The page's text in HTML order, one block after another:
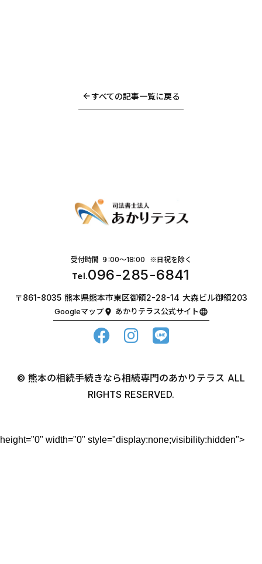
arrow_backすべての記事一覧に戻る
受付時間 ９:00〜18:00 ※日祝を除く
Tel.096-285-6841
〒861-8035 熊本県熊本市東区御領2-28-14 大森ビル御領203
Googleマップlocation_on あかりテラス公式サイトlanguage
©︎ 熊本の相続手続きなら相続専門のあかりテラス ALL
RIGHTS RESERVED.
height="0" width="0" style="display:none;visibility:hidden">